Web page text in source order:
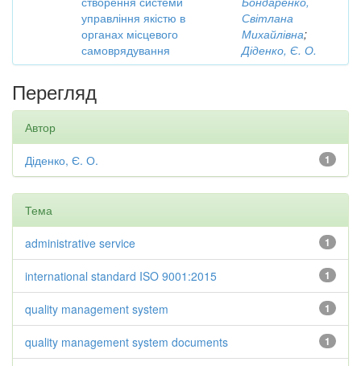
управління якістю в
органах місцевого
самоврядування
Світлана
Михайлівна;
Діденко, Є. О.
Перегляд
Автор
1
Діденко, Є. О.
Тема
1
administrative service
1
international standard ISO 9001:2015
1
quality management system
1
quality management system documents